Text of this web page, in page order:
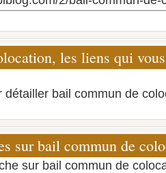
les liens qui
détailler bail commun de
sur bail commun de
sur bail commun de